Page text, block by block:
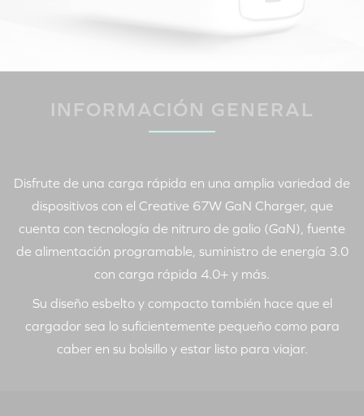
INFORMACIÓN GENERAL
Disfrute de una carga rápida en una amplia variedad de
dispositivos con el Creative 67W GaN Charger, que
cuenta con tecnología de nitruro de galio (GaN), fuente
de alimentación programable, suministro de energía 3.0
con carga rápida 4.0+ y más.
Su diseño esbelto y compacto también hace que el
cargador sea lo suficientemente pequeño como para
caber en su bolsillo y estar listo para viajar.